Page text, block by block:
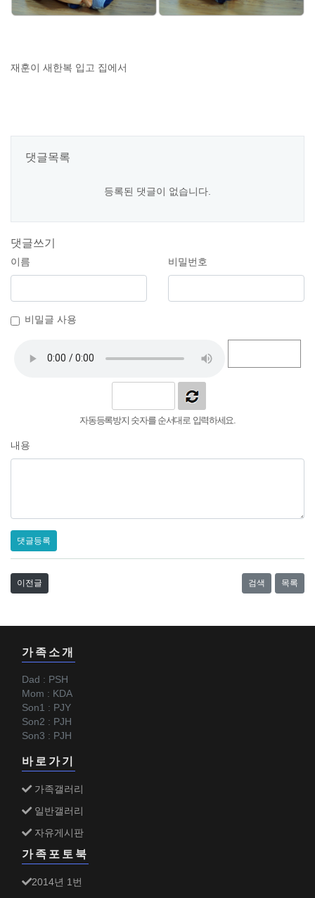
재훈이 새한복 입고 집에서
댓글목록
등록된 댓글이 없습니다.
댓글쓰기
이름 비밀번호
비밀글 사용
자동등록방지 숫자를 순서대로 입력하세요.
내용
댓글등록
이전글 검색 목록
가족소개
Dad : PSH
Mom : KDA
Son1 : PJY
Son2 : PJH
Son3 : PJH
바로가기
가족갤러리
일반갤러리
자유게시판
가족포토북
2014년 1번